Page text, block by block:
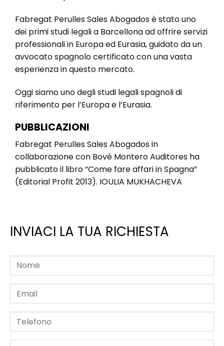
Fabregat Perulles Sales Abogados è stato uno
dei primi studi legali a Barcellona ad offrire servizi
professionali in Europa ed Eurasia, guidato da un
avvocato spagnolo certificato con una vasta
esperienza in questo mercato.
Oggi siamo uno degli studi legali spagnoli di
riferimento per l’Europa e l’Eurasia.
PUBBLICAZIONI
Fabregat Perulles Sales Abogados in
collaborazione con Bové Montero Auditores ha
pubblicato il libro “Come fare affari in Spagna”
(Editorial Profit 2013). IOULIA MUKHACHEVA
INVIACI LA TUA RICHIESTA